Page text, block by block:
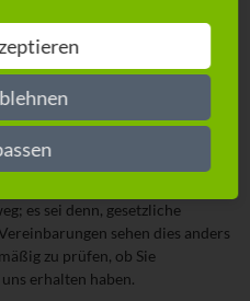
eine gültige E-Mail-Adresse
Sie Zugang haben.
Sie deshalb angemessen
von deren Missbrauch erfahren
sind, müssen Sie uns dies
es sei denn, gesetzliche
sehen dies anders
zu prüfen, ob Sie
erhalten haben.